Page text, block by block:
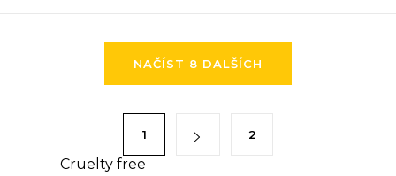
NAČÍST 8 DALŠÍCH
1 2
Cruelty free